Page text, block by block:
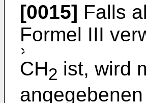
[0015] Falls
Formel III
CH2 ist, wird